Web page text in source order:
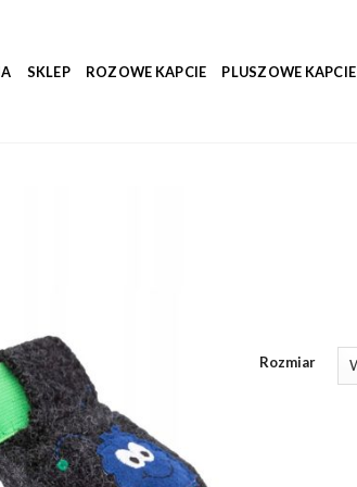
SKLEP ROZOWE KAPCIE PLUSZOWE KAPCIE
Rozmiar